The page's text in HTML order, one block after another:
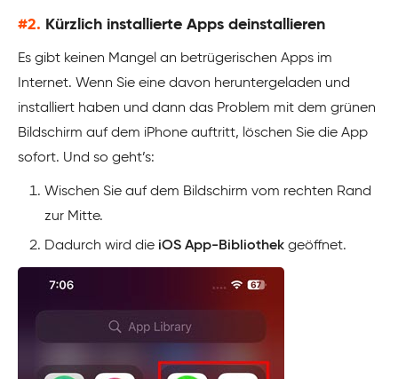
#2. Kürzlich installierte Apps deinstallieren
Es gibt keinen Mangel an betrügerischen Apps im
Internet. Wenn Sie eine davon heruntergeladen und
installiert haben und dann das Problem mit dem grünen
Bildschirm auf dem iPhone auftritt, löschen Sie die App
sofort. Und so geht’s:
Wischen Sie auf dem Bildschirm vom rechten Rand
zur Mitte.
Dadurch wird die iOS App-Bibliothek geöffnet.